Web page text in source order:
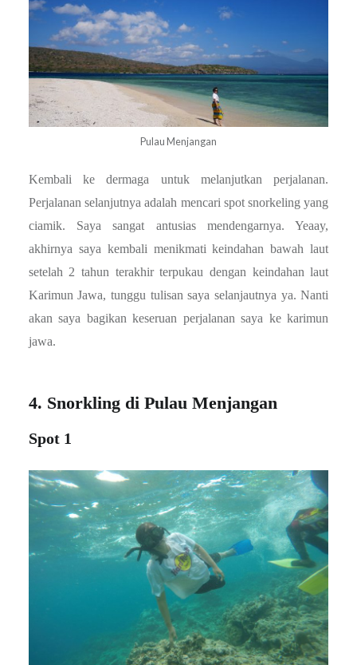
Pulau Menjangan
Kembali ke dermaga untuk melanjutkan perjalanan.
Perjalanan selanjutnya adalah mencari spot snorkeling yang
ciamik. Saya sangat antusias mendengarnya. Yeaay,
akhirnya saya kembali menikmati keindahan bawah laut
setelah 2 tahun terakhir terpukau dengan keindahan laut
Karimun Jawa, tunggu tulisan saya selanjautnya ya. Nanti
akan saya bagikan keseruan perjalanan saya ke karimun
jawa.
4. Snorkling di Pulau Menjangan
Spot 1